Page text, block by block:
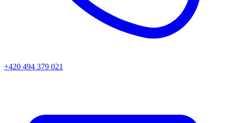
+420 494 379 021